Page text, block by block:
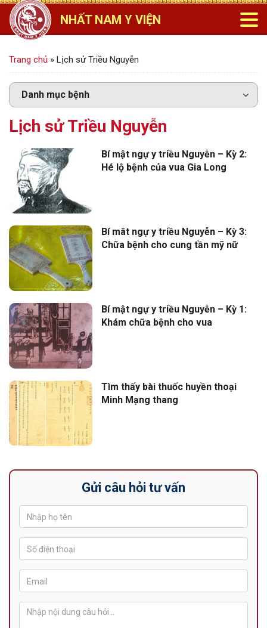
NHẤT NAM Y VIỆN
Trang chủ » Lịch sử Triều Nguyễn
Lịch sử Triều Nguyễn
Bí mật ngự y triều Nguyễn – Kỳ 2:
Hé lộ bệnh của vua Gia Long
Bí mât ngự y triều Nguyễn – Kỳ 3:
Chữa bệnh cho cung tần mỹ nữ
Bí mật ngự y triều Nguyễn – Kỳ 1:
Khám chữa bệnh cho vua
Tìm thấy bài thuốc huyền thoại
Minh Mạng thang
Gửi câu hỏi tư vấn